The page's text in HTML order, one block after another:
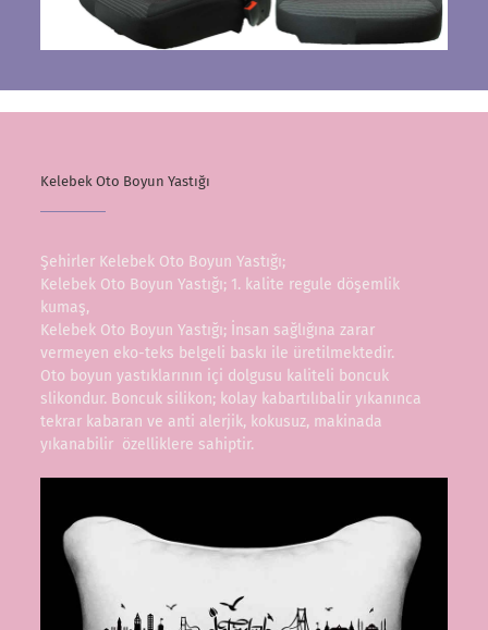
Kelebek Oto Boyun Yastığı
Şehirler Kelebek Oto Boyun Yastığı;
Kelebek Oto Boyun Yastığı; 1. kalite regule döşemlik
kumaş,
Kelebek Oto Boyun Yastığı; İnsan sağlığına zarar
vermeyen eko-teks belgeli baskı ile üretilmektedir.
Oto boyun yastıklarının içi dolgusu kaliteli boncuk
slikondur. Boncuk silikon; kolay kabartılıbalir yıkanınca
tekrar kabaran ve anti alerjik, kokusuz, makinada
yıkanabilir özelliklere sahiptir.